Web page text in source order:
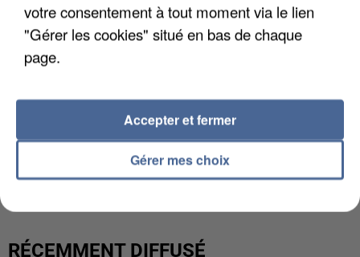
L’UN DES FONDATEURS SUPPOSÉS DE LA DZ
MAFIA INTERPELLÉ EN ALGÉRIE
RÉCEMMENT DIFFUSÉ
votre consentement à tout moment via le lien
"Gérer les cookies" situé en bas de chaque
page.
Gérer mes choix
Accepter et fermer